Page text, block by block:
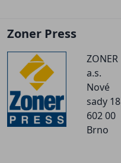
Zoner Press
ZONER
a.s.
Nové
sady 18
602 00
Brno